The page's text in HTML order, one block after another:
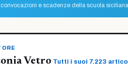
e scadenze della scuola
Vetro Tutti i suoi 7.223